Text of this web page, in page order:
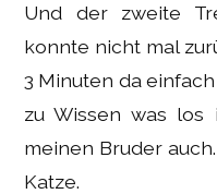
Und der zweite
konnte nicht mal
3 Minuten da
zu Wissen was los
meinen Bruder
Katze.